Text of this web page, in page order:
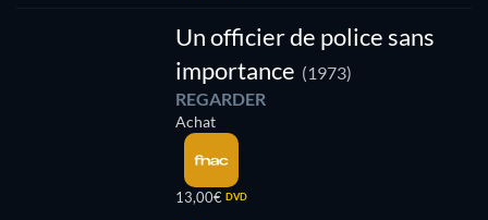
Un officier de police sans
importance (1973)
REGARDER
Achat
13,00€ DVD